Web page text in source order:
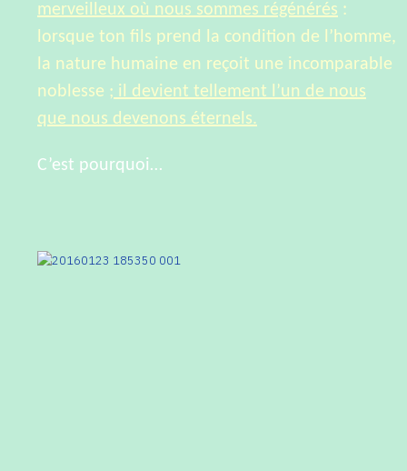
merveilleux où nous sommes régénérés :
lorsque ton fils prend la condition de l’homme,
la nature humaine en reçoit une incomparable
noblesse ; il devient tellement l’un de nous
que nous devenons éternels.
C’est pourquoi…